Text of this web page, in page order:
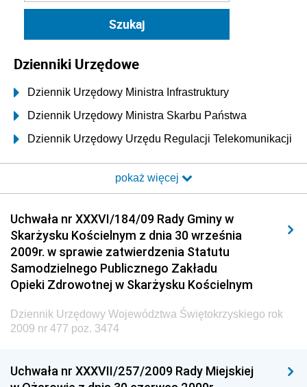
Dzienniki Urzędowe
Dziennik Urzędowy Ministra Infrastruktury
Dziennik Urzędowy Ministra Skarbu Państwa
Dziennik Urzędowy Urzędu Regulacji Telekomunikacji
Dziennik Urzędowy Ministra Transportu i Budownictwa
Elektronicznej
Dziennik Urzędowy Ministra Spraw Wewnętrznych i
Administracji
Dziennik Urzędowy Ministra Transportu
Dziennik Urzędowy Ministra Budownictwa
Dziennik Urzędowy Ministra Nauki i Szkolnictwa
Dziennik Urzędowy Głównego Urzędu Miar
pokaż więcej
Uchwała nr XXXVI/184/09 Rady Gminy w
Skarżysku Kościelnym z dnia 30 września
2009r. w sprawie zatwierdzenia Statutu
Samodzielnego Publicznego Zakładu
Opieki Zdrowotnej w Skarżysku Kościelnym
Dziennik Urzędowy Województwa Świętokrzyskiego rok
2009 nr 477 poz. 3474
Uchwała nr XXXVII/257/2009 Rady Miejskiej